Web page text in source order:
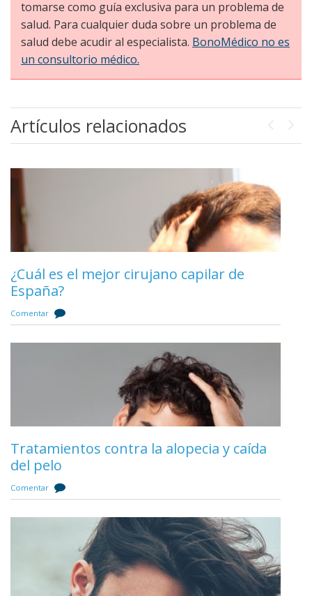
tomarse como guía exclusiva para un problema de
salud. Para cualquier duda sobre un problema de
salud debe acudir al especialista. BonoMédico no es
un consultorio médico.
Artículos relacionados
Mejor clínica de injerto capilar en Málaga
Comentar
Mejor cirujano de injerto capilar de
Málaga
Comentar
¿Cuál es el mejor cirujano capilar de
España?
Comentar
Tratamientos contra la alopecia y caída
del pelo
Comentar
Next